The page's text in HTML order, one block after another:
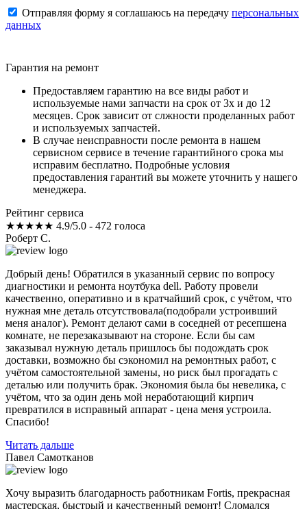
Отправляя форму я соглашаюсь на передачу персональных
данных
Гарантия на ремонт
Предоставляем гарантию на все виды работ и
используемые нами запчасти на срок от 3х и до 12
месяцев. Срок зависит от слжности проделанных работ
и используемых запчастей.
В случае неисправности после ремонта в нашем
сервисном сервисе в течение гарантийного срока мы
исправим бесплатно. Подробные условия
предоставления гарантий вы можете уточнить у нашего
менеджера.
Рейтинг сервиса
★★★★★ 4.9/5.0 - 472 голоса
Роберт С.
Добрый день! Обратился в указанный сервис по вопросу
диагностики и ремонта ноутбука dell. Работу провели
качественно, оперативно и в кратчайший срок, с учётом, что
нужная мне деталь отсутствовала(подобрали устроивший
меня аналог). Ремонт делают сами в соседней от ресепшена
комнате, не перезаказывают на стороне. Если бы сам
заказывал нужную деталь пришлось бы подождать срок
доставки, возможно бы сэкономил на ремонтных работ, с
учётом самостоятельной замены, но риск был прогадать с
деталью или получить брак. Экономия была бы невелика, с
учётом, что за один день мой неработающий кирпич
превратился в исправный аппарат - цена меня устроила.
Спасибо!
Читать дальше
Павел Самотканов
Хочу выразить благодарность работникам Fortis, прекрасная
мастерская, быстрый и качественный ремонт! Сломался